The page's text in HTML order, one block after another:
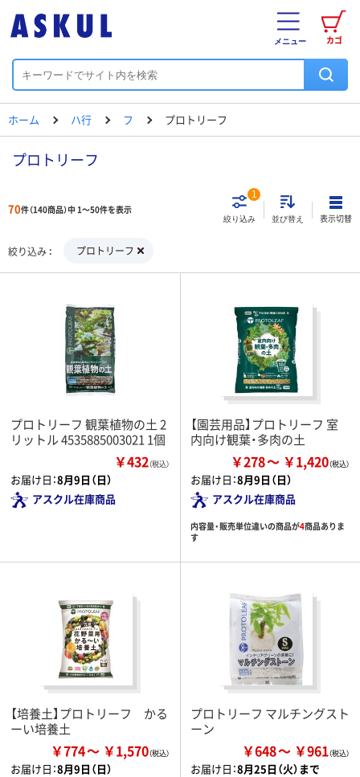
カゴ
メニュー
ホーム ハ行 フ プロトリーフ
プロトリーフ
70件（140商品）中 1～50件を表示
絞り込み
1
並び替え 表示切替
絞り込み プロトリーフ
プロトリーフ 観葉植物の土 2
リットル 4535885003021 1個
￥432（税込）
お届け日：8月9日（日）
アスクル在庫商品
【園芸用品】プロトリーフ 室
内向け観葉・多肉の土
￥278 ￥1,420
お届け日：8月9日（日）
アスクル在庫商品
内容量・販売単位違いの商品が4商品ありま
す
【培養土】プロトリーフ かる
ーい培養土
￥774 ￥1,570
お届け日：8月9日（日）
プロトリーフ マルチングスト
ーン
￥648 ￥961
お届け日：8月25日（火）まで